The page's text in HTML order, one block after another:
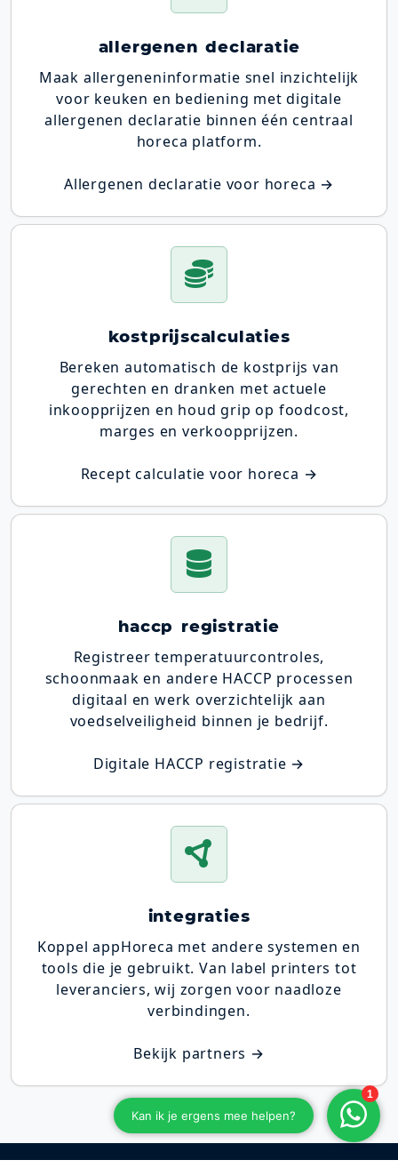
allergenen declaratie
Maak allergeneninformatie snel inzichtelijk
voor keuken en bediening met digitale
allergenen declaratie binnen één centraal
horeca platform.
Allergenen declaratie voor horeca →
kostprijscalculaties
Bereken automatisch de kostprijs van
gerechten en dranken met actuele
inkoopprijzen en houd grip op foodcost,
marges en verkoopprijzen.
Recept calculatie voor horeca →
haccp registratie
Registreer temperatuurcontroles,
schoonmaak en andere HACCP processen
digitaal en werk overzichtelijk aan
voedselveiligheid binnen je bedrijf.
Digitale HACCP registratie →
integraties
Koppel appHoreca met andere systemen en
tools die je gebruikt. Van label printers tot
leveranciers, wij zorgen voor naadloze
verbindingen.
Bekijk partners →